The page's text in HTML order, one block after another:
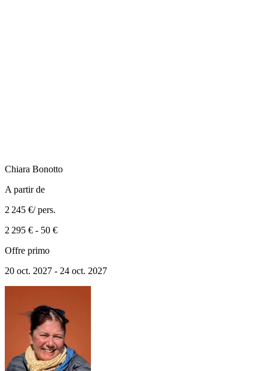
Chiara Bonotto
A partir de
2 245 €/ pers.
2 295 € - 50 €
Offre primo
20 oct. 2027 - 24 oct. 2027